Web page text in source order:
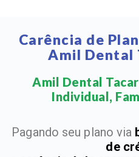
Carência de
Amil Dental
Amil Dental
Individual,
Pagando seu plano via
de